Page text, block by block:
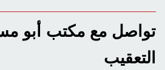
تواصل مع مكتب أبو
التعقيب